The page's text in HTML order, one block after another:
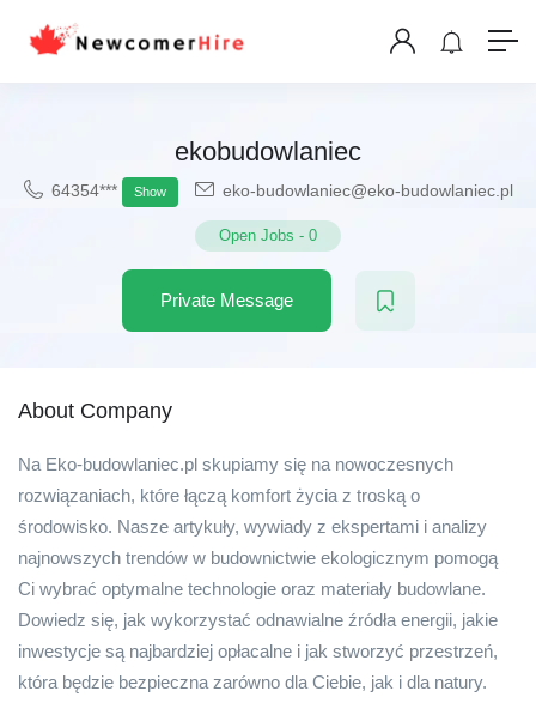
ekobudowlaniec
64354*** Show eko-budowlaniec@eko-budowlaniec.pl
Open Jobs - 0
Private Message
About Company
Na Eko-budowlaniec.pl skupiamy się na nowoczesnych
rozwiązaniach, które łączą komfort życia z troską o
środowisko. Nasze artykuły, wywiady z ekspertami i analizy
najnowszych trendów w budownictwie ekologicznym pomogą
Ci wybrać optymalne technologie oraz materiały budowlane.
Dowiedz się, jak wykorzystać odnawialne źródła energii, jakie
inwestycje są najbardziej opłacalne i jak stworzyć przestrzeń,
która będzie bezpieczna zarówno dla Ciebie, jak i dla natury.